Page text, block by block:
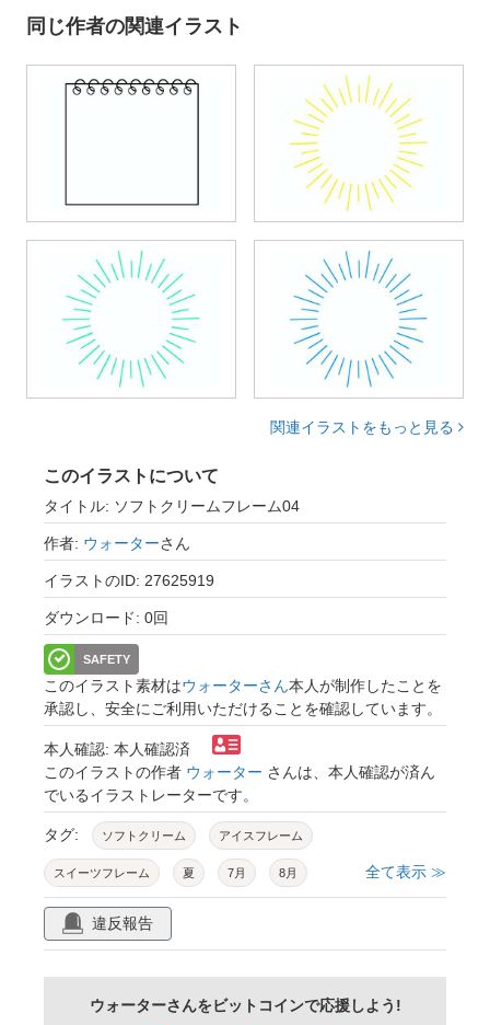
同じ作者の関連イラスト
関連イラストをもっと見る
このイラストについて
タイトル: ソフトクリームフレーム04
作者: ウォーターさん
イラストのID: 27625919
ダウンロード: 0回
SAFETY
このイラスト素材はウォーターさん本人が制作したことを
承認し、安全にご利用いただけることを確認しています。
本人確認: 本人確認済
このイラストの作者 ウォーター さんは、本人確認が済ん
でいるイラストレーターです。
タグ: ソフトクリーム アイスフレーム
スイーツフレーム 夏 7月 8月
かわいい カラフル
シンプル 手書き 手描き
全て表示 ≫
違反報告
ウォーターさんをビットコインで応援しよう!